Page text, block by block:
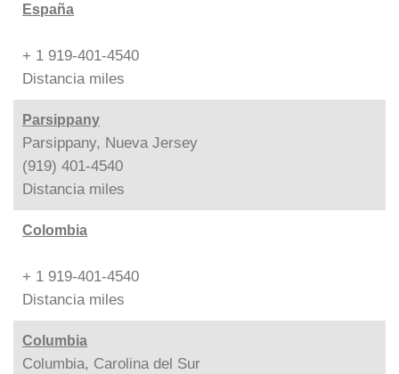
España
+ 1 919-401-4540
Distancia miles
Parsippany
Parsippany, Nueva Jersey
(919) 401-4540
Distancia miles
Colombia
+ 1 919-401-4540
Distancia miles
Columbia
Columbia, Carolina del Sur